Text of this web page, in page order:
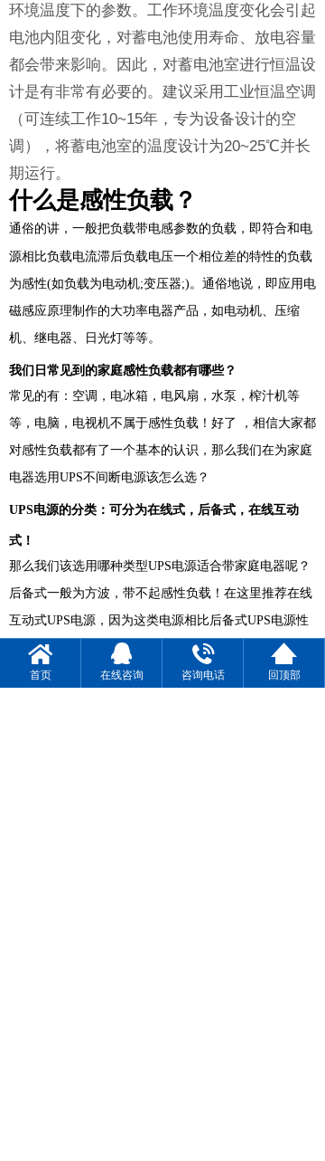
环境温度下的参数。工作环境温度变化会引起
电池内阻变化，对蓄电池使用寿命、放电容量
都会带来影响。因此，对蓄电池室进行恒温设
计是有非常有必要的。建议采用工业恒温空调
（可连续工作10~15年，专为设备设计的空
调），将蓄电池室的温度设计为20~25℃并长
期运行。
什么是感性负载？
通俗的讲， 一般把负载带电感参数的负载，即符合和电
源相比负载电流滞后负载电压一个相位差的特性的负载
为感性(如负载为电动机;变压器;)。通俗地说，即应用电
磁感应原理制作的大功率电器产品，如电动机、压缩
机、继电器、日光灯等等。
我们日常见到的家庭感性负载都有哪些？
常见的有：空调，电冰箱，电风扇，水泵，榨汁机等
等，电脑，电视机不属于感性负载！好了 ，相信大家都
对感性负载都有了一个基本的认识，那么我们在为家庭
电器选用UPS不间断电源该怎么选？
UPS电源的分类：可分为在线式，后备式，在线互动
式！
那么我们该选用哪种类型UPS电源适合带家庭电器呢？
后备式一般为方波，带不起感性负载！在这里推荐在线
互动式UPS电源，因为这类电源相比后备式UPS电源性
能要高很多，且一般为正弦波，在价格方面相比在线式
UPS电源实惠得多！比较符合家庭使用，当然如果价格
首页 在线咨询 咨询电话 回顶部